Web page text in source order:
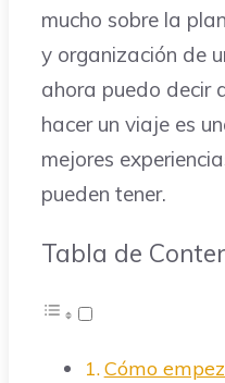
mucho sobre la
y organización de
ahora puedo decir
hacer un viaje es
mejores
pueden tener.
Tabla de
Cómo